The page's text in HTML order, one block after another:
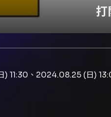
打
11:30、2024.08.25 (日)